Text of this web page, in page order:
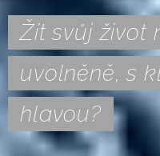
Žít svůj život
uvolněně, s
hlavou?